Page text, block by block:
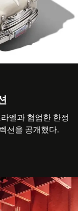
엘과 협업한 한정
션을 공개했다.